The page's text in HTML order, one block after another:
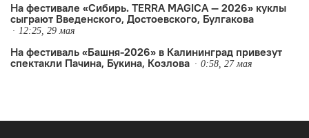
На фестивале «Сибирь. TERRA MAGICA — 2026» куклы
сыграют Введенского, Достоевского, Булгакова
12:25, 29 мая
На фестиваль «Башня-2026» в Калининград привезут
спектакли Пачина, Букина, Козлова
0:58, 27 мая